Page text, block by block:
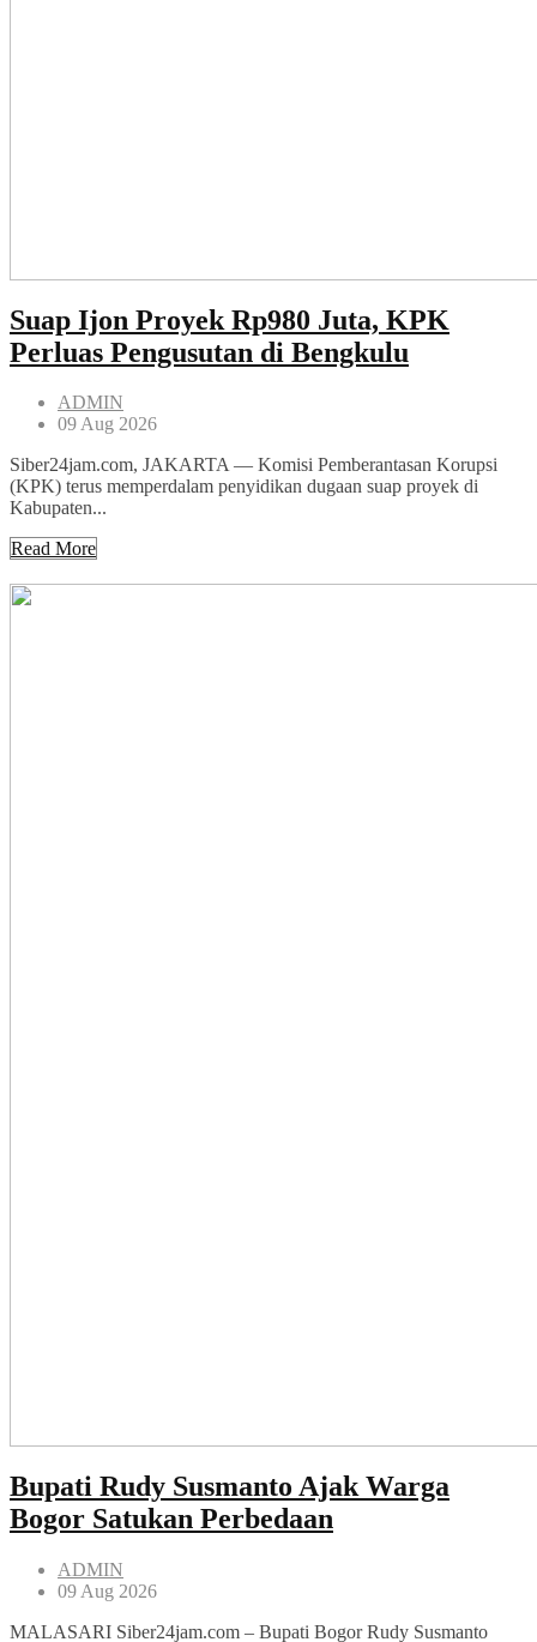
Suap Ijon Proyek Rp980 Juta, KPK
Perluas Pengusutan di Bengkulu
ADMIN
09 Aug 2026
Siber24jam.com, JAKARTA — Komisi Pemberantasan Korupsi
(KPK) terus memperdalam penyidikan dugaan suap proyek di
Kabupaten...
Read More
Bupati Rudy Susmanto Ajak Warga
Bogor Satukan Perbedaan
ADMIN
09 Aug 2026
MALASARI Siber24jam.com – Bupati Bogor Rudy Susmanto